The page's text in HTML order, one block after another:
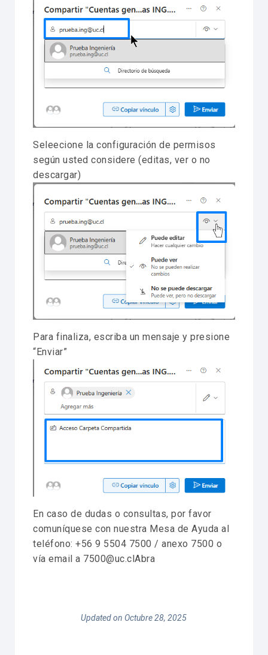
Seleecione la configuración de permisos
según usted considere (editas, ver o no
descargar)
Para finaliza, escriba un mensaje y presione
“Enviar”
En caso de dudas o consultas, por favor
comuníquese con nuestra Mesa de Ayuda al
teléfono: +56 9 5504 7500 / anexo 7500 o
vía email a 7500@uc.clAbra
Updated on Octubre 28, 2025